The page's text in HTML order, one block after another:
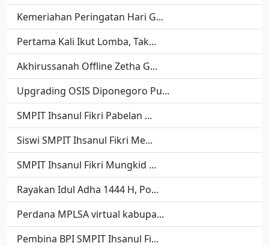
Kemeriahan Peringatan Hari G...
Pertama Kali Ikut Lomba, Tak...
Akhirussanah Offline Zetha G...
Upgrading OSIS Diponegoro Pu...
SMPIT Ihsanul Fikri Pabelan ...
Siswi SMPIT Ihsanul Fikri Me...
SMPIT Ihsanul Fikri Mungkid ...
Rayakan Idul Adha 1444 H, Po...
Perdana MPLSA virtual kabupa...
Pembina BPI SMPIT Ihsanul Fi...